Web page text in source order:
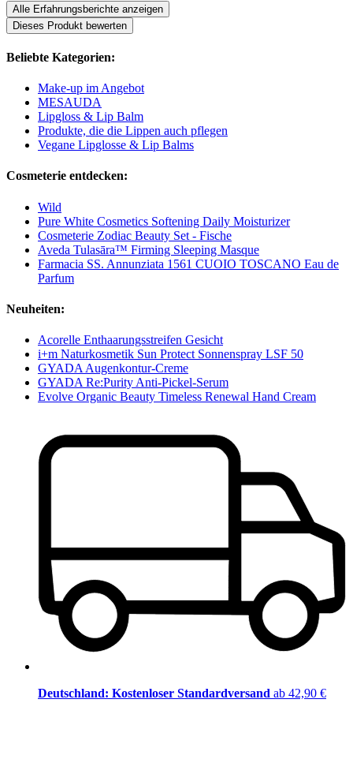
Alle Erfahrungsberichte anzeigen
Dieses Produkt bewerten
Beliebte Kategorien:
Make-up im Angebot
MESAUDA
Lipgloss & Lip Balm
Produkte, die die Lippen auch pflegen
Vegane Lipglosse & Lip Balms
Cosmeterie entdecken:
Wild
Pure White Cosmetics Softening Daily Moisturizer
Cosmeterie Zodiac Beauty Set - Fische
Aveda Tulasāra™ Firming Sleeping Masque
Farmacia SS. Annunziata 1561 CUOIO TOSCANO Eau de
Parfum
Neuheiten:
Acorelle Enthaarungsstreifen Gesicht
i+m Naturkosmetik Sun Protect Sonnenspray LSF 50
GYADA Augenkontur-Creme
GYADA Re:Purity Anti-Pickel-Serum
Evolve Organic Beauty Timeless Renewal Hand Cream
Deutschland: Kostenloser Standardversand ab 42,90 €